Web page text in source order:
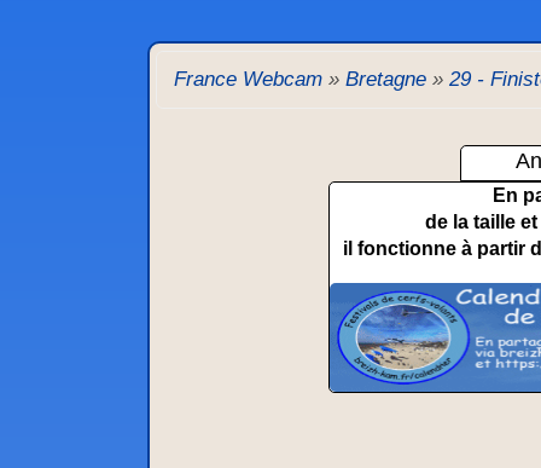
France Webcam » Bretagne » 29 -
En
de la taille
il fonctionne à partir